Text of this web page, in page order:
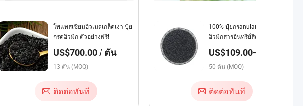
โพแทสเซียมฮิวเมตเกล็ดเงา ปุ๋ย
กรดฮิวมิก ตัวอย่างฟรี!
US$700.00 / ตัน
13 ตัน (MOQ)
ติดต่อทันที
100% ปุ๋ยกรanular NPK กรด
ฮิวมิกสารอินทรีย์สีดำที่ละลาย
US$109.00-199.00 /
ตัน
50 ตัน (MOQ)
ติดต่อทันที